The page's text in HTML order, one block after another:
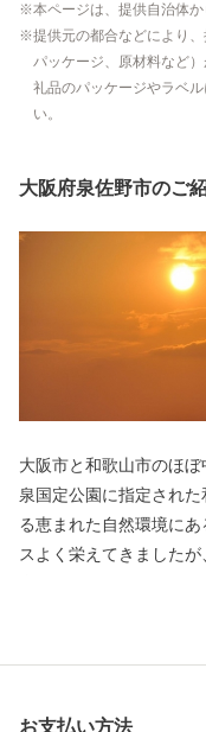
本ページは、提供自治体
提供元の都合などにより
パッケージ、原材料など
礼品のパッケージやラベ
い。
大阪府泉佐野市のご
大阪市と和歌山市のほ
泉国定公園に指定され
る恵まれた自然環境に
スよく栄えてきましたが
由来は、中世以来の村
お支払い方法